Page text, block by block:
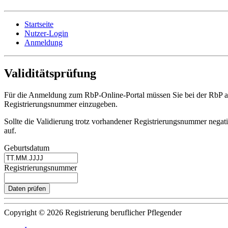
Startseite
Nutzer-Login
Anmeldung
Validitätsprüfung
Für die Anmeldung zum RbP-Online-Portal müssen Sie bei der
Registrierungsnummer einzugeben.
Sollte die Validierung trotz vorhandener Registrierungsnummer
auf.
Geburtsdatum
Registrierungsnummer
Copyright © 2026 Registrierung beruflicher Pflegender